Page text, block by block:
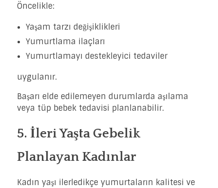
Öncelikle:
Yaşam tarzı değişiklikleri
Yumurtlama ilaçları
Yumurtlamayı destekleyici tedaviler
uygulanır.
Başarı elde edilemeyen durumlarda aşılama
veya tüp bebek tedavisi planlanabilir.
5. İleri Yaşta Gebelik
Planlayan Kadınlar
Kadın yaşı ilerledikçe yumurtaların kalitesi ve